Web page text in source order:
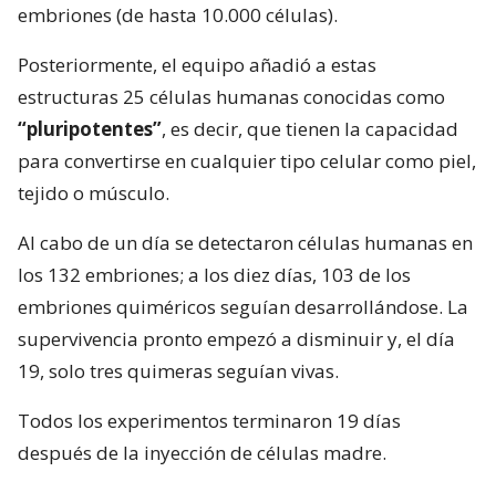
embriones (de hasta 10.000 células).
Posteriormente, el equipo añadió a estas
estructuras 25 células humanas conocidas como
“pluripotentes”, es decir, que tienen la capacidad
para convertirse en cualquier tipo celular como piel,
tejido o músculo.
Al cabo de un día se detectaron células humanas en
los 132 embriones; a los diez días, 103 de los
embriones quiméricos seguían desarrollándose. La
supervivencia pronto empezó a disminuir y, el día
19, solo tres quimeras seguían vivas.
Todos los experimentos terminaron 19 días
después de la inyección de células madre.